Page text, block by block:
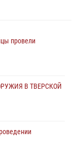
провели
В ТВЕРСКОЙ